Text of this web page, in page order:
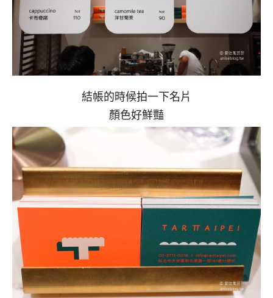
結帳的時候拍一下名片
顏色好鮮豔